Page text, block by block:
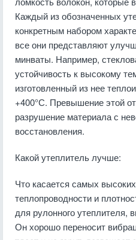
Каждый из обозначенных
конкретным набором
все они представляют
минваты. Например,
устойчивость к высокому
изготовленный из нее
+400°С. Превышение этой
разрушение материала с
восстановления.
Какой утеплитель лучше:
Что касается самых
теплопроводности и
для рулонного утеплителя,
Он хорошо переносит